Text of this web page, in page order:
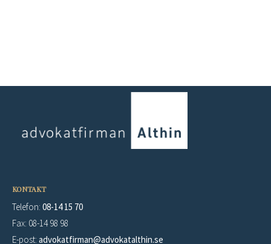
KONTAKT
Telefon: 08-14 15 70
Fax: 08-14 98 98
E-post: advokatfirman@advokatalthin.se